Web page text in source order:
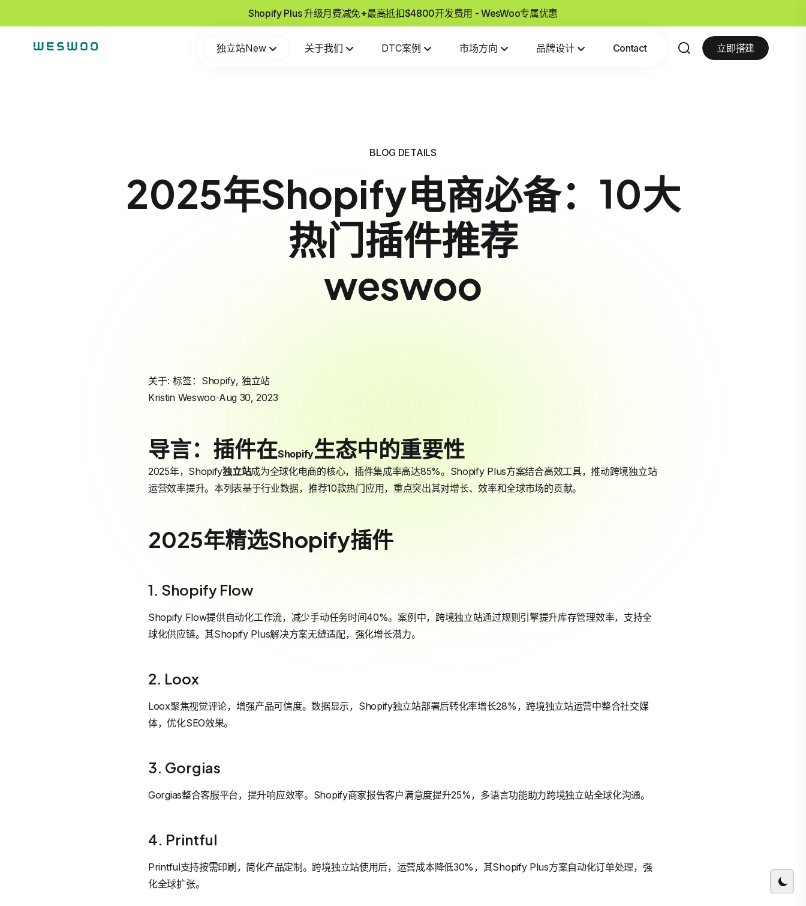
Shopify Plus 升级月费减免+最高抵扣$4800开发费用 - WesWoo专属优惠
独立站New 关于我们 DTC案例 市场方向 品牌设计 Contact 立即搭建
BLOG DETAILS
2025年Shopify电商必备：10大
热门插件推荐
weswoo
关于: 标签： Shopify, 独立站
Kristin Weswoo Aug 30, 2023
导言：插件在Shopify生态中的重要性
2025年，Shopify独立站成为全球化电商的核心，插件集成率高达85%。Shopify Plus方案结合高效工具，推动跨境独立站
运营效率提升。本列表基于行业数据，推荐10款热门应用，重点突出其对增长、效率和全球市场的贡献。
2025年精选Shopify插件
1. Shopify Flow
Shopify Flow提供自动化工作流，减少手动任务时间40%。案例中，跨境独立站通过规则引擎提升库存管理效率，支持全
球化供应链。其Shopify Plus解决方案无缝适配，强化增长潜力。
2. Loox
Loox聚焦视觉评论，增强产品可信度。数据显示，Shopify独立站部署后转化率增长28%，跨境独立站运营中整合社交媒
体，优化SEO效果。
3. Gorgias
Gorgias整合客服平台，提升响应效率。Shopify商家报告客户满意度提升25%，多语言功能助力跨境独立站全球化沟通。
4. Printful
Printful支持按需印刷，简化产品定制。跨境独立站使用后，运营成本降低30%，其Shopify Plus方案自动化订单处理，强
化全球扩张。